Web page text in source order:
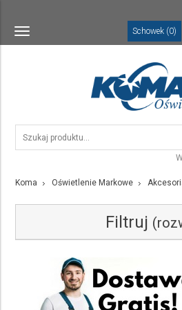
Toggle
navigation
Schowek (0)
Koma Oświetlenie Markowe
Filtruj
Kategoria